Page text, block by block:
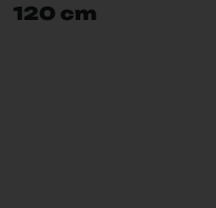
120 cm